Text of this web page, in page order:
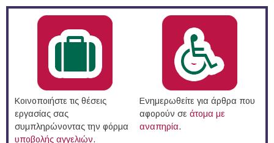
Κοινοποιήστε τις θέσεις
εργασίας σας
συμπληρώνοντας την φόρμα
υποβολής αγγελιών.
Ενημερωθείτε για άρθρα που
αφορούν σε άτομα με
αναπηρία.